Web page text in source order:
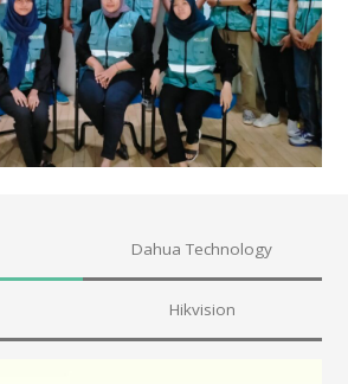
Dahua Technology
Hikvision